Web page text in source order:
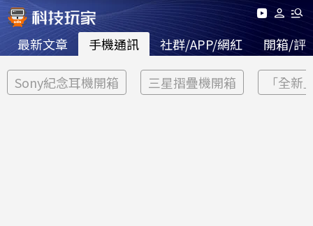
最新文章 手機通訊 社群/APP/網紅 開箱/評
Sony紀念耳機開箱 三星摺疊機開箱 「全新